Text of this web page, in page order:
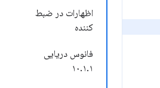
اظهارات در ضبط
کننده
فانوس دریایی
۱۰.۱.۱